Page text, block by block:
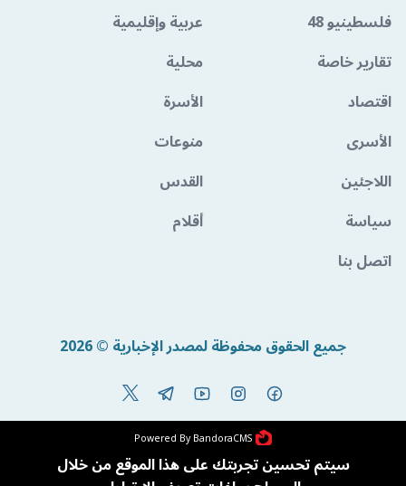
فلسطينيو 48
عربية وإقليمية
تقارير خاصة
محلية
اقتصاد
الأسرة
الأسرى
منوعات
اللاجئين
القدس
سياسة
أقلام
اتصل بنا
جميع الحقوق محفوظة لمصدر الإخبارية © 2026
Powered By BandoraCMS
سيتم تحسين تجربتك على هذا الموقع من خلال